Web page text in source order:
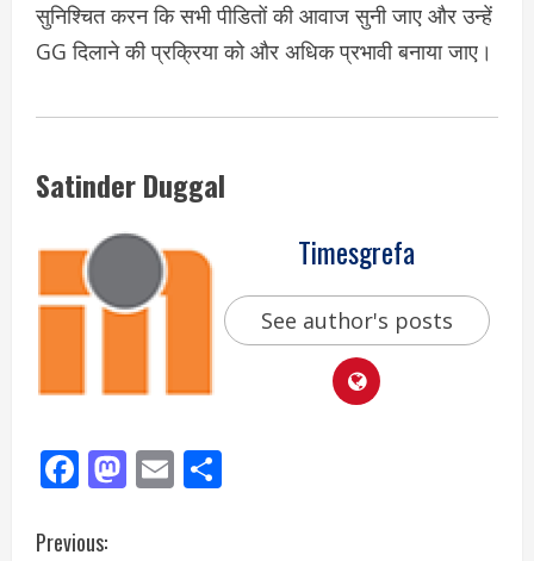
सुनिश्चित करन कि सभी पीडितों की आवाज सुनी जाए और उन्हें
GG दिलाने की प्रक्रिया को और अधिक प्रभावी बनाया जाए।
Satinder Duggal
Timesgrefa
See author's posts
Facebook
Mastodon
Email
Previous: